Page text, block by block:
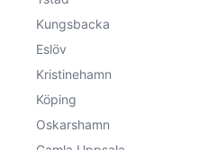
Kungsbacka
Eslöv
Kristinehamn
Köping
Oskarshamn